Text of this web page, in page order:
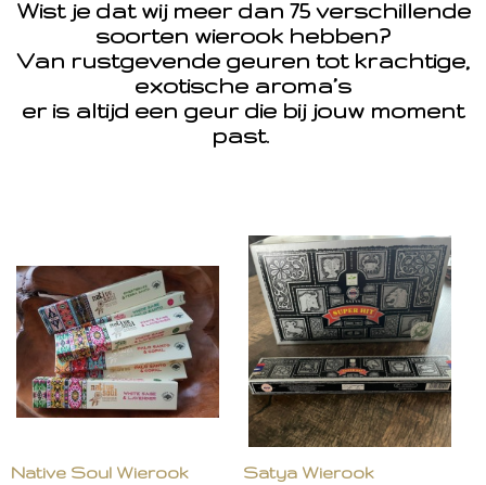
Wist je dat wij meer dan 75 verschillende
soorten wierook hebben?
Van rustgevende geuren tot krachtige,
exotische aroma’s
er is altijd een geur die bij jouw moment
past.
Native Soul Wierook Satya Wierook